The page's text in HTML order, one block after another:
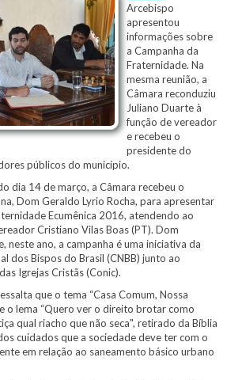
Arcebispo
apresentou
informações sobre
a Campanha da
Fraternidade. Na
mesma reunião, a
Câmara reconduziu
Juliano Duarte à
função de vereador
e recebeu o
presidente do
públicos do município.
dia 14 de março, a Câmara recebeu o
Dom Geraldo Lyrio Rocha, para apresentar
Ecumênica 2016, atendendo ao
Cristiano Vilas Boas (PT). Dom
neste ano, a campanha é uma iniciativa da
dos Bispos do Brasil (CNBB) junto ao
Igrejas Cristãs (Conic).
que o tema “Casa Comum, Nossa
o lema “Quero ver o direito brotar como
qual riacho que não seca", retirado da Bíblia
cuidados que a sociedade deve ter com o
em relação ao saneamento básico urbano